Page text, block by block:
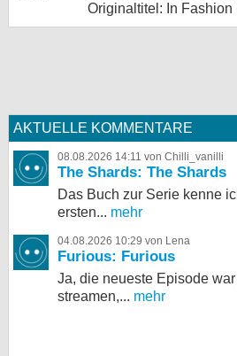
Originaltitel: In Fashion
AKTUELLE KOMMENTARE
08.08.2026 14:11 von Chilli_vanilli
The Shards: The Shards
Das Buch zur Serie kenne
ersten... mehr
04.08.2026 10:29 von Lena
Furious: Furious
Ja, die neueste Episode
streamen,... mehr